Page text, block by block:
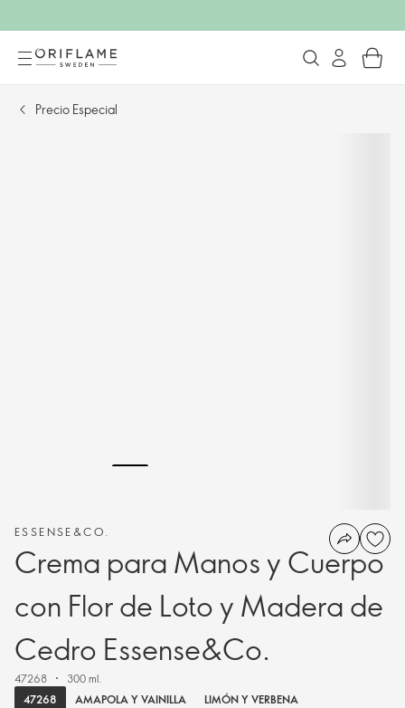
Precio Especial
ESSENSE&CO.
Crema para Manos y Cuerpo
con Flor de Loto y Madera de
Cedro Essense&Co.
47268
300 ml.
47268
AMAPOLA Y VAINILLA
LIMÓN Y VERBENA